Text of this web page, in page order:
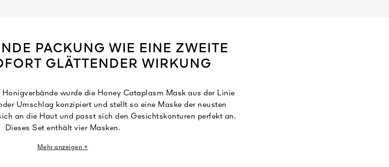
PACKUNG WIE EINE ZWEITE
GLÄTTENDER WIRKUNG
Honigverbände wurde die Honey Cataplasm Mask aus der Linie
Umschlag konzipiert und stellt so eine Maske der neusten
an die Haut und passt sich den Gesichtskonturen perfekt an.
Dieses Set enthält vier Masken.
entknittert¹, Falten und Fältchen werden geglättet¹,
Mehr anzeigen +